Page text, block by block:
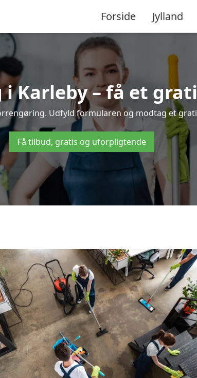
Forside Jylland
Karleby – få et
Udfyld formularen og modtag et
Få tilbud, gratis og uforpligtende